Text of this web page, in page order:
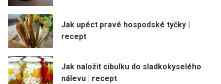
Jak upéct pravé hospodské tyčky |
recept
Jak naložit cibulku do sladkokyselého
nálevu | recept